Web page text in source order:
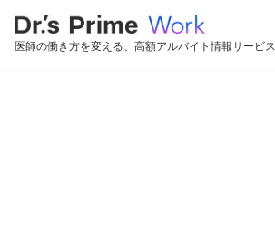
医師の働き方を変える、高額アルバイト情報サービス